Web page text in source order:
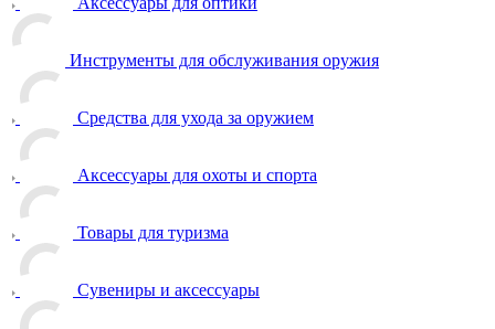
Инструменты для обслуживания оружия
Средства для ухода за оружием
Аксессуары для охоты и спорта
Товары для туризма
Сувениры и аксессуары